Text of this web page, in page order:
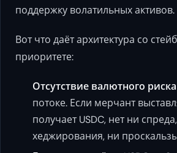
поддержку волатильных активов.
Вот что даёт архитектура со
приоритете:
Отсутствие валютного риска
потоке. Если мерчант
получает USDC, нет ни
хеджирования, ни